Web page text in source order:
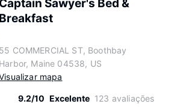
Captain Sawyer's Bed &
Breakfast
55 COMMERCIAL ST, Boothbay
Harbor, Maine 04538, US
mapa
9.2/10 Excelente 123 avaliações